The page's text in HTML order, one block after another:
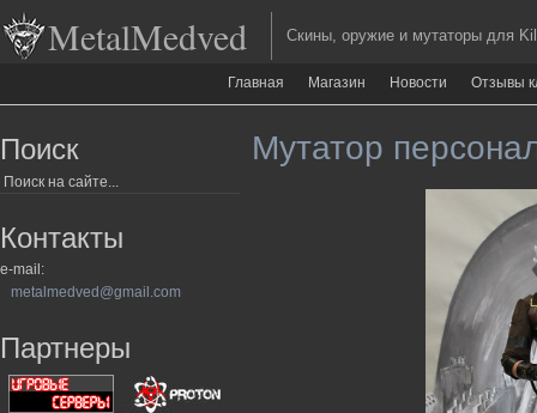
MetalMedved Скины, оружие и мутаторы для
Главная Магазин Новости Отзывы
Поиск
Контакты
e-mail:
metalmedved@gmail.com
Партнеры
Мутатор